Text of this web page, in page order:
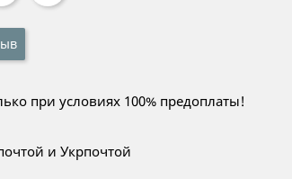
при условиях 100% предоплаты!
и Укрпочтой